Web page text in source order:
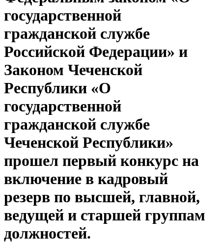
государственной
гражданской службе
Российской Федерации» и
Законом Чеченской
Республики «О
государственной
гражданской службе
Чеченской Республики»
прошел первый конкурс на
включение в кадровый
резерв по высшей, главной,
ведущей и старшей группам
должностей.